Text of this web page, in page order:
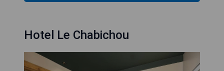
Hotel Le Chabichou